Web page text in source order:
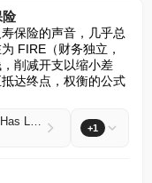
险
保险的声音，几乎总
FIRE（财务独立，
削减开支以缩小差
达终点，权衡的公式
Why Every Rich Person I Know Still Has Life Insurance +1